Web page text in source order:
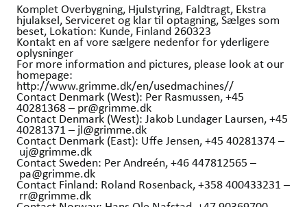
Komplet Overbygning, Hjulstyring, Faldtragt, Ekstra
hjulaksel, Serviceret og klar til optagning, Sælges som
beset, Lokation: Kunde, Finland 260323
Kontakt en af vore sælgere nedenfor for yderligere
oplysninger
For more information and pictures, please look at our
homepage:
http://www.grimme.dk/en/usedmachines//
Contact Denmark (West): Per Rasmussen, +45
40281368 – pr@grimme.dk
Contact Denmark (West): Jakob Lundager Laursen, +45
40281371 – jl@grimme.dk
Contact Denmark (East): Uffe Jensen, +45 40281374 –
uj@grimme.dk
Contact Sweden: Per Andreén, +46 447812565 –
pa@grimme.dk
Contact Finland: Roland Rosenback, +358 400433231 –
rr@grimme.dk